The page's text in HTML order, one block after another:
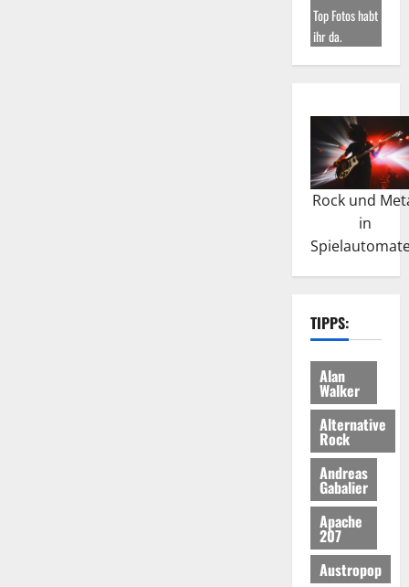
Top Fotos habt
ihr da.
Rock und
in
TIPPS:
Alan
Walker
Alternative
Rock
Andreas
Gabalier
Apache
207
Austropop